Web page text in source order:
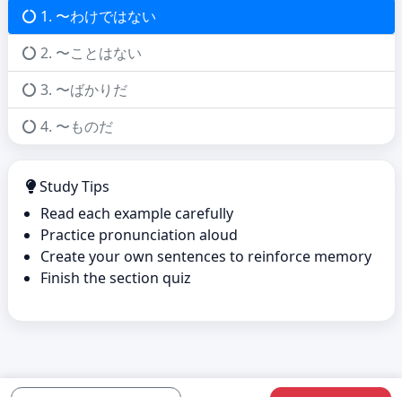
1. 〜わけではない
2. 〜ことはない
3. 〜ばかりだ
4. 〜ものだ
Study Tips
Read each example carefully
Practice pronunciation aloud
Create your own sentences to reinforce memory
Finish the section quiz